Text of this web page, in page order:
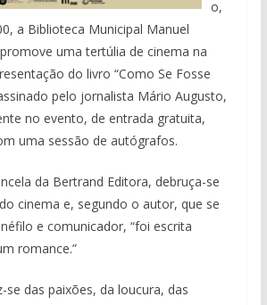
o,
a Biblioteca Municipal Manuel
uma tertúlia de cinema na
do livro “Como Se Fosse
pelo jornalista Mário Augusto,
no evento, de entrada gratuita,
uma sessão de autógrafos.
da Bertrand Editora, debruça-se
cinema e, segundo o autor, que se
e comunicador, “foi escrita
romance.”
se das paixões, da loucura, das